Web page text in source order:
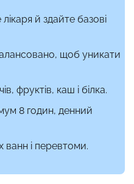
й здайте базові
щоб уникати
фруктів, каш і білка.
8 годин, денний
ванн і перевтоми.